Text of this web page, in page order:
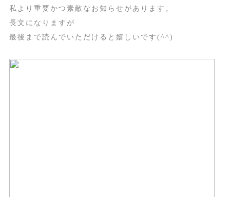
私より重要かつ素敵なお知らせがあります。
長文になりますが
最後まで読んでいただけると嬉しいです(^^)